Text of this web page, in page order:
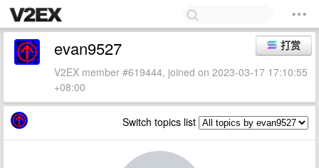
打赏
evan9527
V2EX member #619444, joined on 2023-03-17 17:10:55
+08:00
Switch topics list